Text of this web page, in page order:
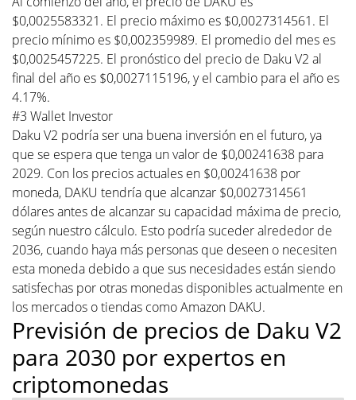
$0,0025583321. El precio máximo es $0,0027314561. El
precio mínimo es $0,002359989. El promedio del mes es
$0,0025457225. El pronóstico del precio de Daku V2 al
final del año es $0,0027115196, y el cambio para el año es
4.17%.
#3 Wallet Investor
Daku V2 podría ser una buena inversión en el futuro, ya
que se espera que tenga un valor de $0,00241638 para
2029. Con los precios actuales en $0,00241638 por
moneda, DAKU tendría que alcanzar $0,0027314561
dólares antes de alcanzar su capacidad máxima de precio,
según nuestro cálculo. Esto podría suceder alrededor de
2036, cuando haya más personas que deseen o necesiten
esta moneda debido a que sus necesidades están siendo
satisfechas por otras monedas disponibles actualmente en
los mercados o tiendas como Amazon DAKU.
Previsión de precios de Daku V2
para 2030 por expertos en
criptomonedas